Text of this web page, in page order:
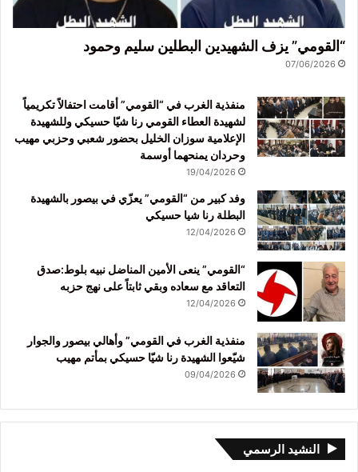
“القومي” يزف الشهيدين البطلين سليم وحمود
07/06/2026
منفذية الغرب في “القومي” أقامت احتفالاً تكريمياً
لشهيدة العطاء القومي رنا شيّا حسيكي وللشهيدة
الإعلامية سوزان الخليل بحضور شعبي وحزبي مهيب
وحردان يمنحهما أوسمة
19/04/2026
وفد كبير من “القومي” يعزّي في بيصور بالشهيدة
البطلة رنا شيا حسيكي
12/04/2026
“القومي” ينعى الأمين المناضل نبيه بلوط:صدق
التعاقد مع سعاده وبقي ثابتاً على نهج حزبه
12/04/2026
منفذية الغرب في القومي” وأهالي بيصور والجوار
شيّعوا الشهيدة رنا شيّا حسيكي بمأتم مهيب
09/04/2026
النشيد الرسمي